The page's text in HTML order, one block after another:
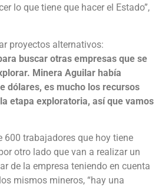
lo que tiene que hacer el Estado”,
proyectos alternativos:
buscar otras empresas que se
Minera Aguilar había
dólares, es mucho los recursos
etapa exploratoria, así que vamos
600 trabajadores que hoy tiene
otro lado que van a realizar un
de la empresa teniendo en cuenta
mismos mineros, “hay una